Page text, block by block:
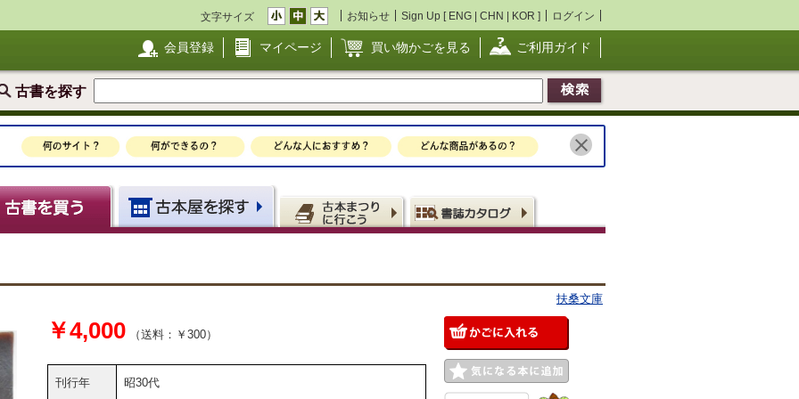
文字サイズ お知らせ Sign Up [ ENG | CHN | KOR ] ログイン
会員登録 マイページ 買い物かごを見る ご利用ガイド
古書を探す
扶桑文庫
￥4,000 （送料：￥300）
刊行年 昭30代